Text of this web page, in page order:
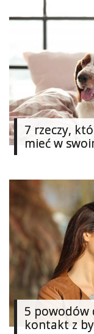
ekspertów
Strefa
Blogerek
Konkursy
Recenzje
Studniówka
Dodaj
Dodaj
Dodaj
galerię
Dodaj
artykuł
Najlepsze
7 rzeczy,
mieć w
5
kontakt z